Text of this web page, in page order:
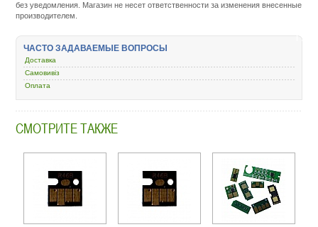
dlya-
kartridzhej-
komplektuyuschie-
k-
snpch/40485-
wwm-
4-
1-
t4.html
без уведомления. Магазин не несет ответственности за изменения внесенные
производителем.
ЧАСТО ЗАДАВАЕМЫЕ ВОПРОСЫ
Доставка
Самовивіз
Оплата
СМОТРИТЕ ТАКЖЕ